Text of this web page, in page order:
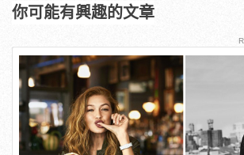
你可能有興趣的文章